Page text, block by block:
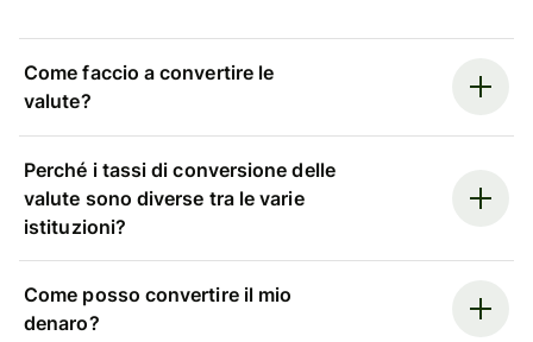
Come faccio a convertire le
valute?
Perché i tassi di conversione delle
valute sono diverse tra le varie
istituzioni?
Come posso convertire il mio
denaro?